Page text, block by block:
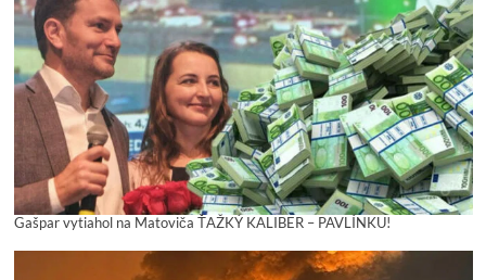
Gašpar vytiahol na Matoviča ŤAŽKÝ KALIBER – PAVLÍNKU!